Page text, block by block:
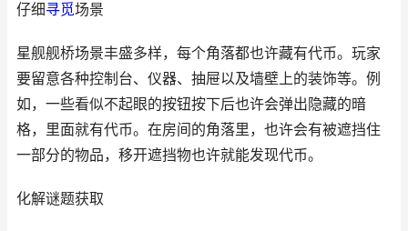
仔细寻觅场景
星舰舰桥场景丰盛多样，每个角落都也许藏有代币。玩家
要留意各种控制台、仪器、抽屉以及墙壁上的装饰等。例
如，一些看似不起眼的按钮按下后也许会弹出隐藏的暗
格，里面就有代币。在房间的角落里，也许会有被遮挡住
一部分的物品，移开遮挡物也许就能发现代币。
化解谜题获取